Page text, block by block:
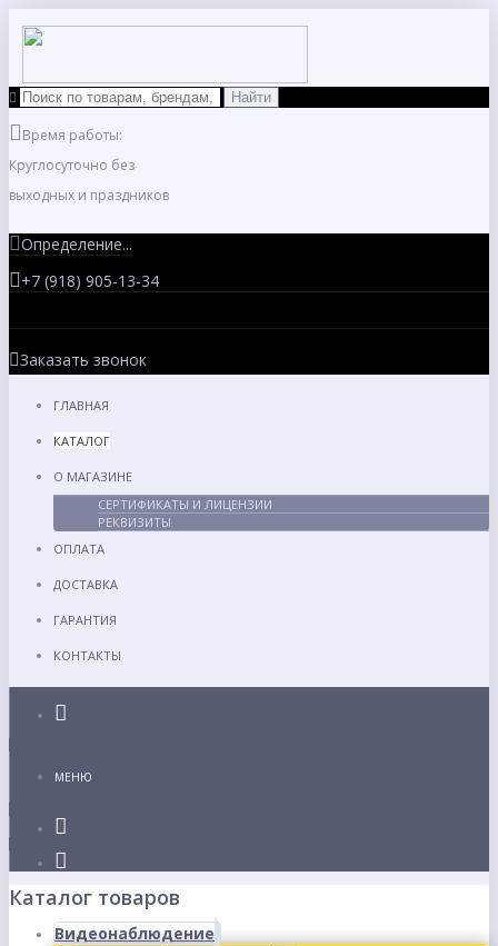
Время работы:
Круглосуточно без
выходных и праздников
Определение...
+7 (918) 905-13-34
Заказать звонок
ГЛАВНАЯ
КАТАЛОГ
О МАГАЗИНЕ
СЕРТИФИКАТЫ И ЛИЦЕНЗИИ
РЕКВИЗИТЫ
ОПЛАТА
ДОСТАВКА
ГАРАНТИЯ
КОНТАКТЫ
МЕНЮ
Каталог товаров
Видеонаблюдение